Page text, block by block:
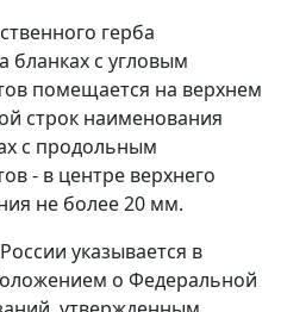
герба
бланках с угловым
помещается на верхнем
строк наименования
с продольным
- в центре верхнего
не более 20 мм.
указывается в
о Федеральной